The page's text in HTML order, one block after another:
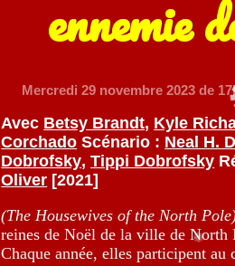
ennemie
Mercredi 29 novembre 2023de
Avec Betsy Brandt, Kyle
Corchado Scénario : Neal H.
Dobrofsky,Tippi Dobrofsky
Oliver [2021]
(The Housewives of the North
reines de Noël de la ville de North
Chaque année, elles participent au